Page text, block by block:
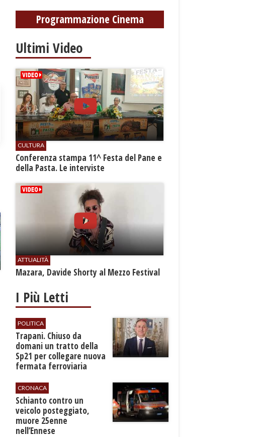
Programmazione Cinema
Ultimi Video
CULTURA
Conferenza stampa 11^ Festa del Pane e
della Pasta. Le interviste
ATTUALITÀ
Mazara, Davide Shorty al Mezzo Festival
I Più Letti
POLITICA
​Trapani. Chiuso da
domani un tratto della
Sp21 per collegare nuova
fermata ferroviaria
CRONACA
​Schianto contro un
veicolo posteggiato,
muore 25enne
nell’Ennese